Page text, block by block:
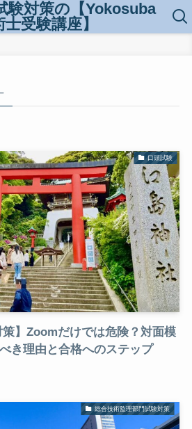
験対策の【Yokosuba
受験講座】
口頭試験
策】Zoomだけでは危険？対面模
き理由と合格へのステップ
総合技術監理部門試験対策